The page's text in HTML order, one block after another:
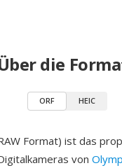
die
ORF HEIC
Format) ist das
von